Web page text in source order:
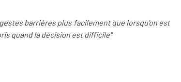
barrières plus facilement que lorsqu'on est
quand la décision est difficile"